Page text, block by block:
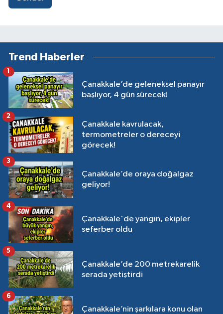
Trend Haberler
Çanakkale’de geleneksel panayır
başlıyor, 4 gün sürecek!
1
Çanakkale kavrulacak,
termometreler o dereceyi
görecek!
2
Çanakkale’de oraya doğalgaz
geliyor!
3
Çanakkale'de yangın, ekipler
seferber oldu
4
Çanakkale’de 200 metrekarelik
serada yetiştirdi
5
Çanakkale’nin şarkılara konu olan
6